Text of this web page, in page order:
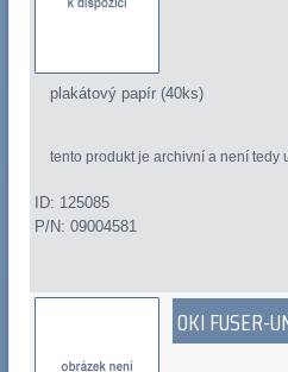
plakátový papír (40ks)
tento produkt je archivní a není tedy
ID: 125085
P/N: 09004581
OKI FUSER-